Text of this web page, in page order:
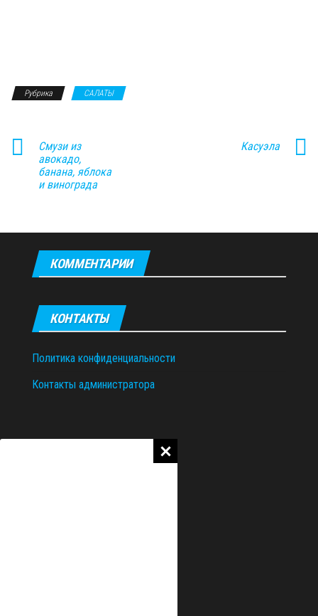
Рубрика САЛАТЫ
Смузи из
авокадо,
банана, яблока
и винограда
Касуэла
КОММЕНТАРИИ
КОНТАКТЫ
Политика конфиденциальности
Контакты администратора